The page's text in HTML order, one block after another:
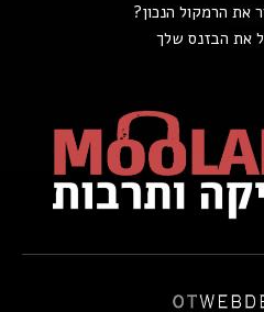
את הרמקול הנכון?
את הבזנס שלך